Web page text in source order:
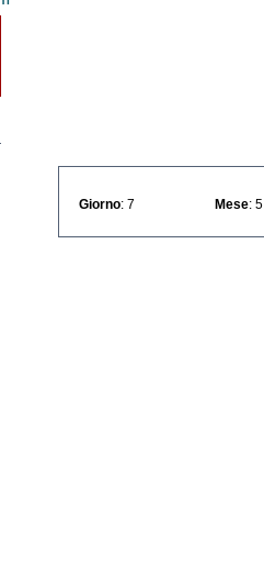
Giorno : 7 Mese : 5